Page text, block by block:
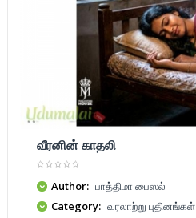
வீரனின் காதலி
Author: பாத்திமா பைஸல்
Category: வரலாற்று புதினங்கள்